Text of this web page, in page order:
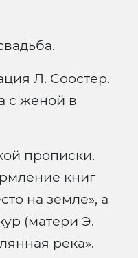
Л. Соостер.
с женой в
прописки.
книг
на земле», а
(матери Э.
река».